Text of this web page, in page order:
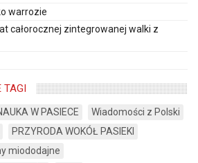
warrozie
całorocznej zintegrowanej walki z
TAGI
W PASIECE
Wiadomości z Polski
PRZYRODA WOKÓŁ PASIEKI
miododajne